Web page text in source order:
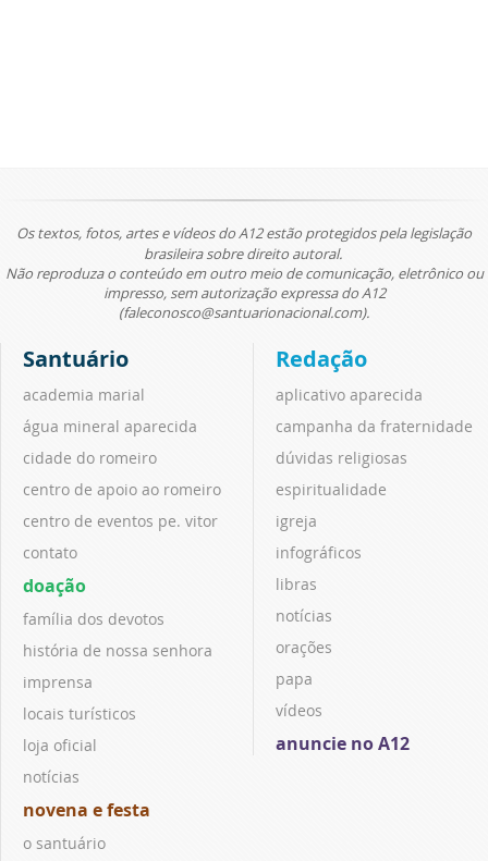
Os textos, fotos, artes e vídeos do A12 estão protegidos pela legislação
brasileira sobre direito autoral.
Não reproduza o conteúdo em outro meio de comunicação, eletrônico ou
impresso, sem autorização expressa do A12
(faleconosco@santuarionacional.com).
Santuário
academia marial
água mineral aparecida
cidade do romeiro
centro de apoio ao romeiro
centro de eventos pe. vitor
contato
doação
família dos devotos
história de nossa senhora
imprensa
locais turísticos
loja oficial
notícias
novena e festa
o santuário
Redação
aplicativo aparecida
campanha da fraternidade
dúvidas religiosas
espiritualidade
igreja
infográficos
libras
notícias
orações
papa
vídeos
anuncie no A12